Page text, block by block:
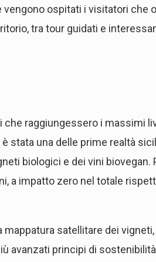
vengono ospitati i visitatori che
tra tour guidati e
che raggiungessero i massimi
stata una delle prime realtà
biologici e dei vini biovegan.
a impatto zero nel totale
satellitare dei vigneti,
avanzati principi di